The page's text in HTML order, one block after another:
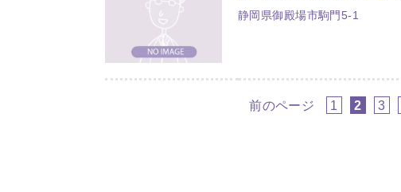
静岡県御殿場市駒門5-1
前のページ 1 2 3